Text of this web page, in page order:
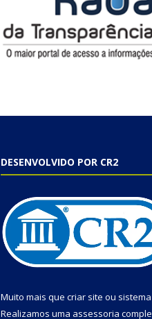
DESENVOLVIDO POR CR2
Muito mais que criar site ou
Realizamos uma assessoria